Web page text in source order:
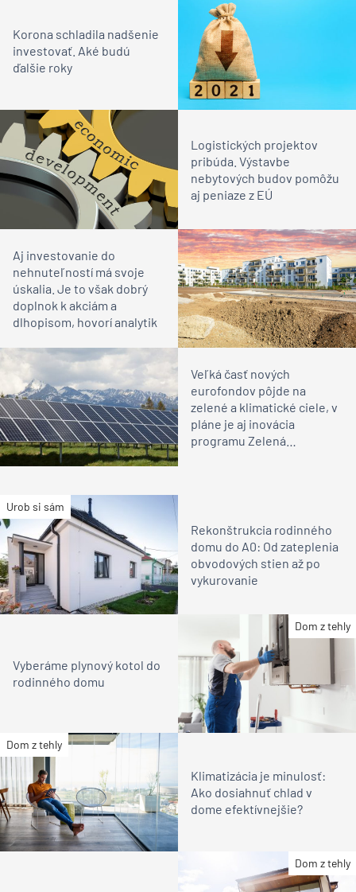
Korona schladila nadšenie
investovať. Aké budú
ďalšie roky
Logistických projektov
pribúda. Výstavbe
nebytových budov pomôžu
aj peniaze z EÚ
Aj investovanie do
nehnuteľností má svoje
úskalia. Je to však dobrý
doplnok k akciám a
dlhopisom, hovorí analytik
Veľká časť nových
eurofondov pôjde na
zelené a klimatické ciele, v
pláne je aj inovácia
programu Zelená
Urob si sám
Rekonštrukcia rodinného
domu do A0: Od zateplenia
obvodových stien až po
vykurovanie
Dom z tehly
Vyberáme plynový kotol do
rodinného domu
Dom z tehly
Klimatizácia je minulosť:
Ako dosiahnuť chlad v
dome efektívnejšie?
Dom z tehly